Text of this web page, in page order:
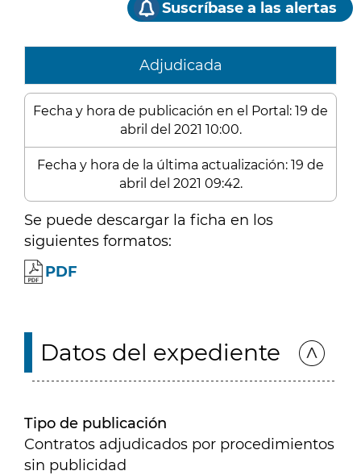
Suscríbase a las alertas
Adjudicada
Fecha y hora de publicación en el Portal: 19 de
abril del 2021 10:00.
Fecha y hora de la última actualización: 19 de
abril del 2021 09:42.
Se puede descargar la ficha en los
siguientes formatos:
PDF
Datos del expediente
Tipo de publicación
Contratos adjudicados por procedimientos
sin publicidad